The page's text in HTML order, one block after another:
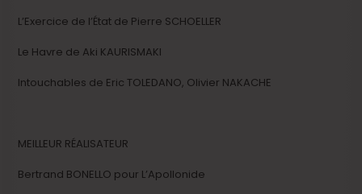
L’Exercice de l’État de Pierre SCHOELLER
Le Havre de Aki KAURISMAKI
Intouchables de Eric TOLEDANO, Olivier NAKACHE
MEILLEUR RÉALISATEUR
Bertrand BONELLO pour L’Apollonide